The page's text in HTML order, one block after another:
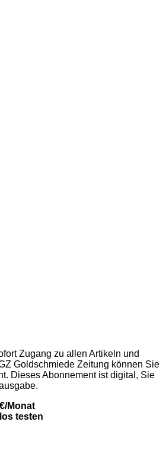
Zugang zu allen Artikeln und
Goldschmiede Zeitung können Sie
Dieses Abonnement ist digital, Sie
Monat
testen